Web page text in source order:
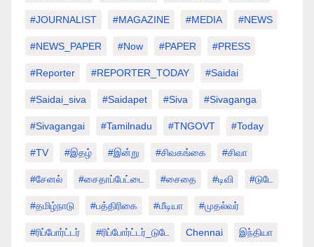
#JOURNALIST #MAGAZINE #MEDIA #NEWS
#NEWS_PAPER #Now #PAPER #PRESS
#Reporter #REPORTER_TODAY #saidai
#saidai_siva #saidapet #Siva #Sivaganga
#sivagangai #tamilnadu #TNGOVT #today
#TV #இதழ் #இன்று #சிவகங்கை #சிவா
#சேனல் #சைதாப்பேட்டை #சைதை #டிவி #டுடே
#தமிழ்நாடு #பத்திரிகை #மீடியா #முதல்வர்
#ரிப்போர்ட்டர் #ரிப்போர்ட்டர்_டுடே Chennai இந்தியா